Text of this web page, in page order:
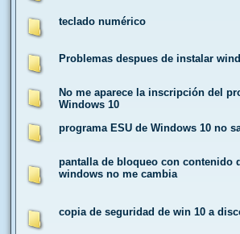
teclado numérico
Problemas despues de instalar
No me aparece la inscripción del
Windows 10
programa ESU de Windows 10 no
pantalla de bloqueo con contenido
windows no me cambia
copia de seguridad de win 10 a